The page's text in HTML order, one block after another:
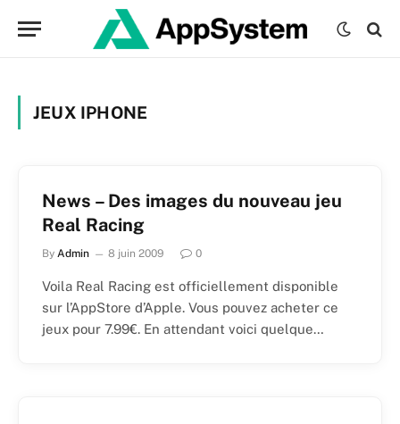
JEUX IPHONE
News – Des images du nouveau jeu
Real Racing
By Admin 8 juin 2009 0
Voila Real Racing est officiellement disponible
sur l’AppStore d’Apple. Vous pouvez acheter ce
jeux pour 7.99€. En attendant voici quelque…